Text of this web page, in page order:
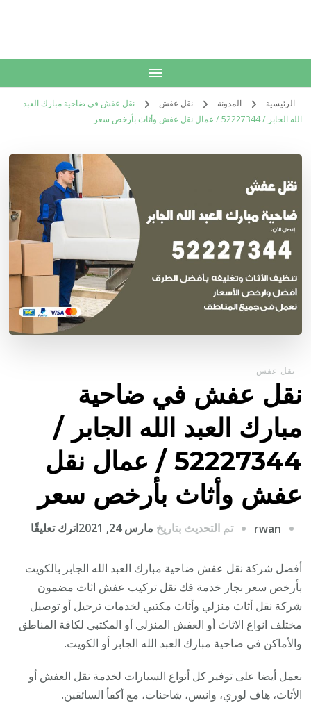
الرئيسية المدونة نقل عفش
نقل عفش في ضاحية مبارك العبد
الله الجابر / 52227344 / عمال نقل عفش وأثاث بأرخص سعر
نقل عفش
نقل عفش في ضاحية
مبارك العبد الله الجابر /
52227344 / عمال نقل
عفش وأثاث بأرخص سعر
rwan تم التحديث بتاريخ مارس 24, 2021 اترك تعليقًا
عفش
مبارك
الجابر
أفضل شركة نقل عفش ضاحية مبارك العبد الله الجابر بالكويت
بأرخص سعر نجار خدمة فك نقل تركيب عفش اثاث مضمون
شركة نقل أثاث منزلي وأثاث مكتبي لخدمات ترحيل أو توصيل
مختلف انواع الاثاث أو العفش المنزلي أو المكتبي لكافة المناطق
والأماكن في ضاحية مبارك العبد الله الجابر أو الكويت.
نعمل أيضا على توفير كل أنواع السيارات لخدمة نقل العفش أو
الأثاث، هاف لوري، وانيس، شاحنات، مع أكفأ السائقين.